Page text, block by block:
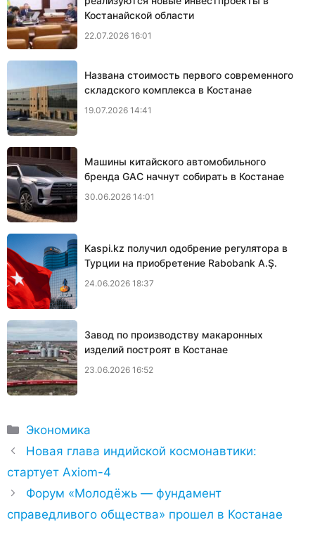
Костанайской области
22.07.2026 16:01
Названа стоимость первого современного
складского комплекса в Костанае
19.07.2026 14:41
Машины китайского автомобильного
бренда GAC начнут собирать в Костанае
30.06.2026 14:01
Kaspi.kz получил одобрение регулятора в
Турции на приобретение Rabobank A.Ş.
24.06.2026 18:37
Завод по производству макаронных
изделий построят в Костанае
23.06.2026 16:52
Рубрики
Экономика
Новая глава индийской космонавтики:
стартует Axiom-4
Форум «Молодёжь — фундамент
справедливого общества» прошел в Костанае